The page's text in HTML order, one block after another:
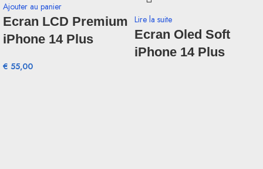
Ajouter au panier
Ecran LCD Premium
iPhone 14 Plus
€ 55,00
Lire la suite
Ecran Oled Soft
iPhone 14 Plus